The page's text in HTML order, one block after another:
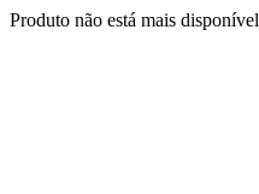
Produto não está mais disponível